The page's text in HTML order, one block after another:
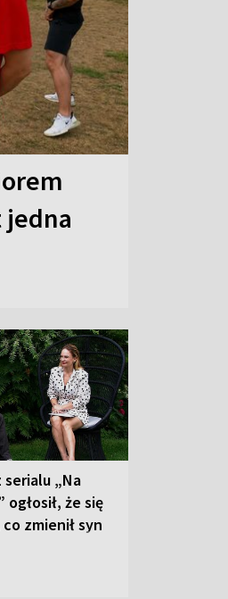
jedna
serialu „Na
ogłosił, że się
zmienił syn